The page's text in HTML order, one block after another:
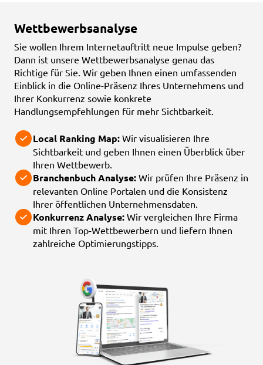
Wettbewerbsanalyse
Sie wollen Ihrem Internetauftritt neue Impulse geben?
Dann ist unsere Wettbewerbsanalyse genau das
Richtige für Sie. Wir geben Ihnen einen umfassenden
Einblick in die Online-Präsenz Ihres Unternehmens und
Ihrer Konkurrenz sowie konkrete
Handlungsempfehlungen für mehr Sichtbarkeit.
Local Ranking Map: Wir visualisieren Ihre
Sichtbarkeit und geben Ihnen einen Überblick über
Ihren Wettbewerb.
Branchenbuch Analyse: Wir prüfen Ihre Präsenz in
relevanten Online Portalen und die Konsistenz
Ihrer öffentlichen Unternehmensdaten.
Konkurrenz Analyse: Wir vergleichen Ihre Firma
mit Ihren Top-Wettbewerbern und liefern Ihnen
zahlreiche Optimierungstipps.